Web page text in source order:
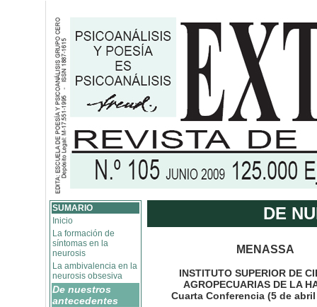
SUMARIO
Inicio
La formación de
síntomas en la
neurosis
La ambivalencia en la
neurosis obsesiva
De nuestros
antecedentes
DE
MENASSA
INSTITUTO SUPERIOR DE
AGROPECUARIAS DE LA
Cuarta Conferencia (5 de